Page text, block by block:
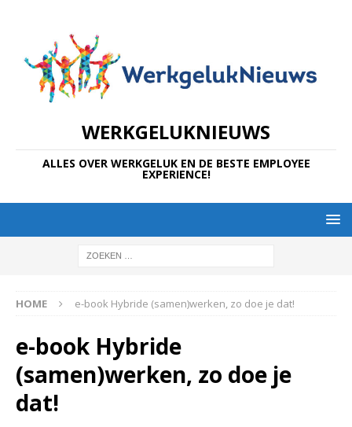
WERKGELUKNIEUWS
ALLES OVER WERKGELUK EN DE BESTE EMPLOYEE
EXPERIENCE!
HOME e-book Hybride (samen)werken, zo doe je dat!
e-book Hybride
(samen)werken, zo doe je
dat!